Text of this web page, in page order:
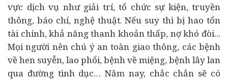
vực dịch vụ như giải trí, tổ chức sự kiện, truyền
thông, báo chí, nghệ thuật. Nếu suy thì bị hao tổn
tài chính, khả năng thanh khoản thấp, nợ khó đòi...
Mọi người nên chú ý an toàn giao thông, các bệnh
về hen suyễn, lao phổi, bệnh về miệng, bệnh lây lan
qua đường tình dục… Năm nay, chắc chắn sẽ có